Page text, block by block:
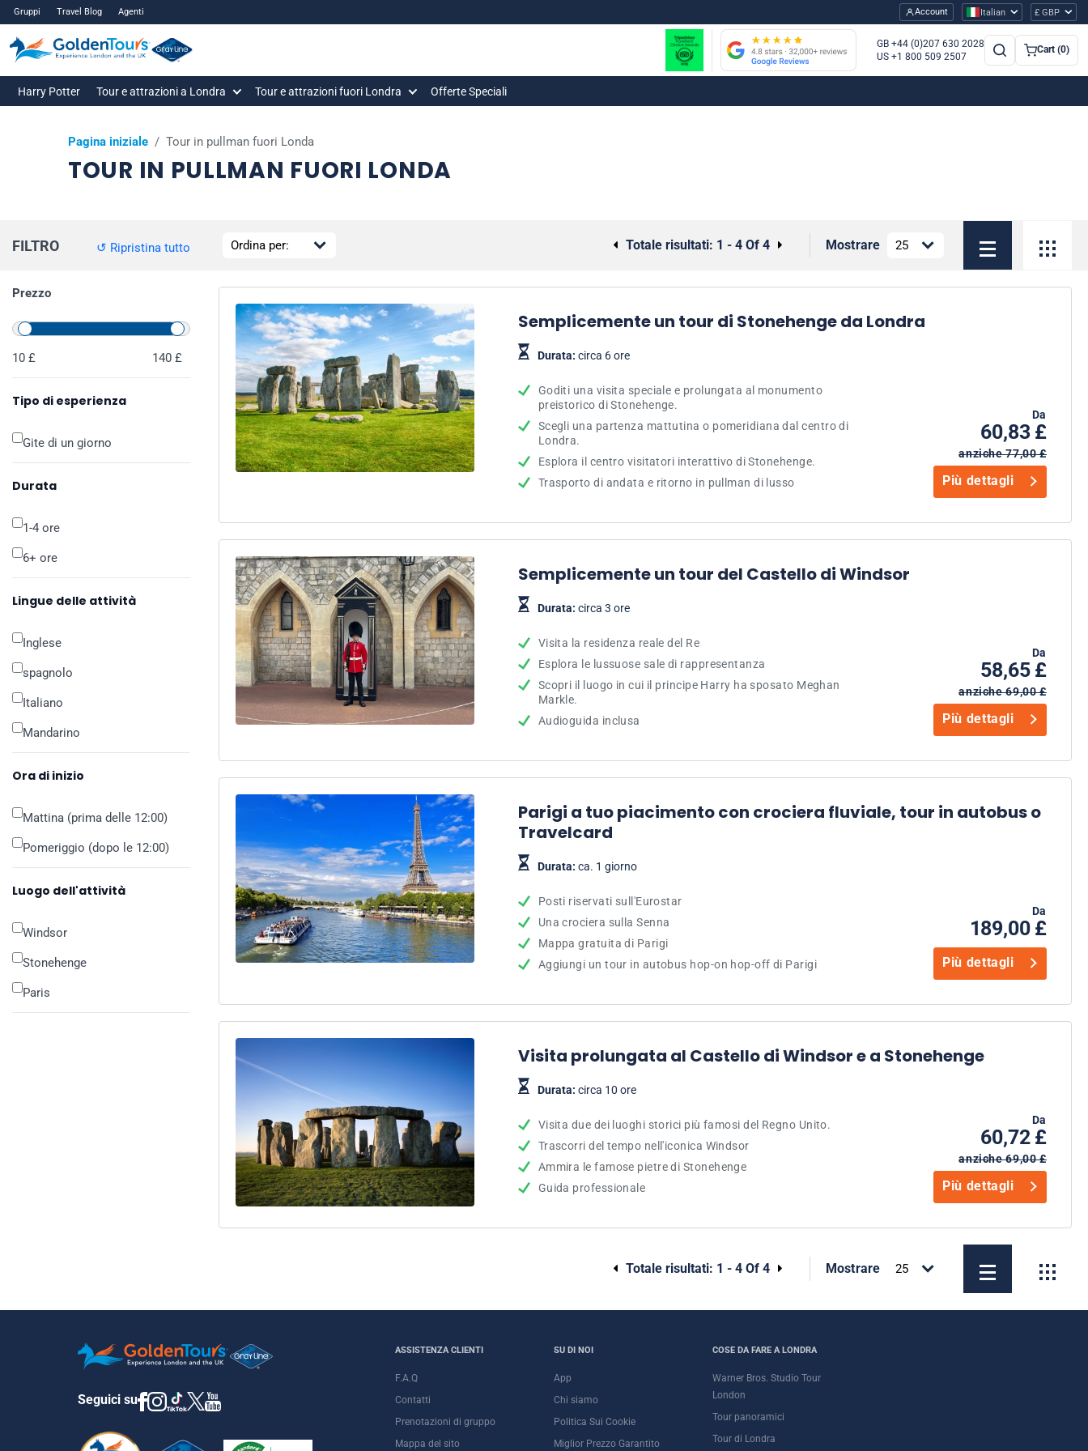
Gruppi Travel Blog Agenti Account Italian £ GBP
GB +44 (0)207 630 2028
US +1 800 509 2507
Cart (0)
Harry Potter Tour e attrazioni a Londra Tour e attrazioni fuori Londra Offerte Speciali
Pagina iniziale / Tour in pullman fuori Londa
TOUR IN PULLMAN FUORI LONDA
FILTRO ↺ Ripristina tutto
Prezzo
10 £ 140 £
Tipo di esperienza
Gite di un giorno
Durata
1-4 ore
6+ ore
Lingue delle attività
Inglese
spagnolo
Italiano
Mandarino
Ora di inizio
Mattina (prima delle 12:00)
Pomeriggio (dopo le 12:00)
Luogo dell'attività
Windsor
Stonehenge
Paris
Totale risultati: 1 - 4 Of 4 Mostrare
Semplicemente un tour di Stonehenge da Londra
Durata: circa 6 ore
Goditi una visita speciale e prolungata al monumento
preistorico di Stonehenge.
Scegli una partenza mattutina o pomeridiana dal centro di
Londra.
Esplora il centro visitatori interattivo di Stonehenge.
Trasporto di andata e ritorno in pullman di lusso
Da
60,83 £
anziche 77,00 £
Più dettagli
Semplicemente un tour del Castello di Windsor
Durata: circa 3 ore
Visita la residenza reale del Re
Esplora le lussuose sale di rappresentanza
Scopri il luogo in cui il principe Harry ha sposato Meghan
Markle.
Audioguida inclusa
Da
58,65 £
anziche 69,00 £
Più dettagli
Parigi a tuo piacimento con crociera fluviale, tour in autobus o
Travelcard
Durata: ca. 1 giorno
Posti riservati sull'Eurostar
Una crociera sulla Senna
Mappa gratuita di Parigi
Aggiungi un tour in autobus hop-on hop-off di Parigi
Da
189,00 £
Più dettagli
Visita prolungata al Castello di Windsor e a Stonehenge
Durata: circa 10 ore
Visita due dei luoghi storici più famosi del Regno Unito.
Trascorri del tempo nell'iconica Windsor
Ammira le famose pietre di Stonehenge
Guida professionale
Da
60,72 £
anziche 69,00 £
Più dettagli
Totale risultati: 1 - 4 Of 4 Mostrare
Seguici su
ASSISTENZA CLIENTI
F.A.Q
Contatti
Prenotazioni di gruppo
Mappa del sito
SU DI NOI
App
Chi siamo
Politica Sui Cookie
Miglior Prezzo Garantito
COSE DA FARE A LONDRA
Warner Bros. Studio Tour
London
Tour panoramici
Tour di Londra